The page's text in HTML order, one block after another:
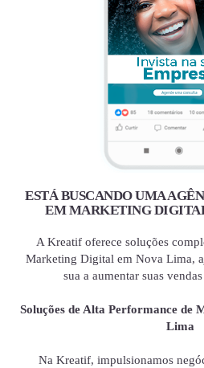
ESTÁ BUSCANDO UMA
EM MARKETING
A Kreatif oferece soluções
Marketing Digital em Nova Lima,
sua a aumentar suas
Soluções de Alta Performance de
Lima
Na Kreatif, impulsionamos